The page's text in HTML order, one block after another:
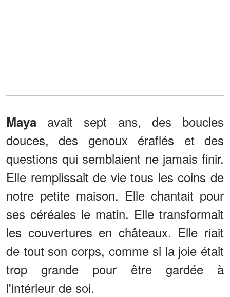
Maya avait sept ans, des boucles
douces, des genoux éraflés et des
questions qui semblaient ne jamais finir.
Elle remplissait de vie tous les coins de
notre petite maison. Elle chantait pour
ses céréales le matin. Elle transformait
les couvertures en châteaux. Elle riait
de tout son corps, comme si la joie était
trop grande pour être gardée à
l'intérieur de soi.